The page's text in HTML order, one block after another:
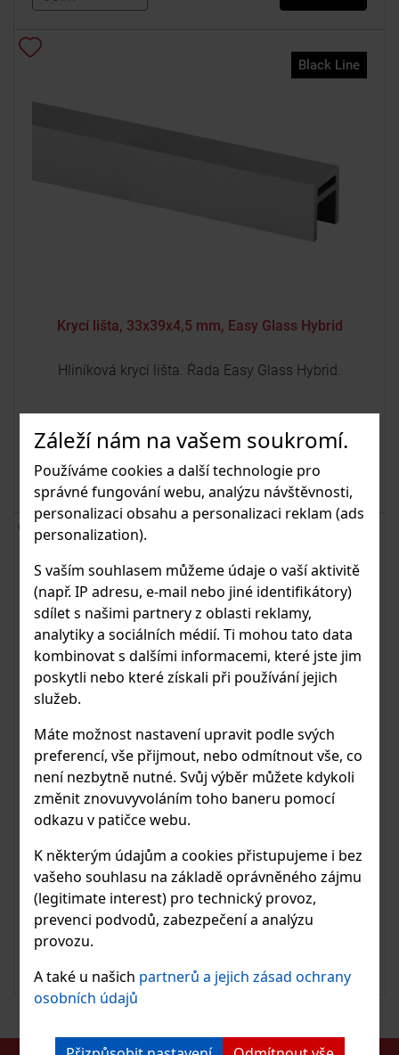
Záleží nám na vašem soukromí.
Používáme cookies a další technologie pro
správné fungování webu, analýzu návštěvnosti,
personalizaci obsahu a personalizaci reklam (ads
personalization).
S vaším souhlasem můžeme údaje o vaší aktivitě
(např. IP adresu, e-mail nebo jiné identifikátory)
sdílet s našimi partnery z oblasti reklamy,
analytiky a sociálních médií. Ti mohou tato data
kombinovat s dalšími informacemi, které jste jim
poskytli nebo které získali při používání jejich
služeb.
Máte možnost nastavení upravit podle svých
preferencí, vše přijmout, nebo odmítnout vše, co
není nezbytně nutné. Svůj výběr můžete kdykoli
změnit znovuvyvoláním toho baneru pomocí
odkazu v patičce webu.
K některým údajům a cookies přistupujeme i bez
vašeho souhlasu na základě oprávněného zájmu
(legitimate interest) pro technický provoz,
prevenci podvodů, zabezpečení a analýzu
provozu.
A také u našich partnerů a jejich zásad ochrany
osobních údajů
Black Line
Krycí lišta, 33x39x4,5 mm, Easy Glass Hybrid
Hliníková krycí lišta. Řada Easy Glass Hybrid.
od 2 941.64 Kč
s DPH K DETAILU
Krycí lišta
Krycí lišta. Varianta nerezová ocel nebo hliník.
Ochrana hrany skla a elegantní design.
od 2 330.33 Kč